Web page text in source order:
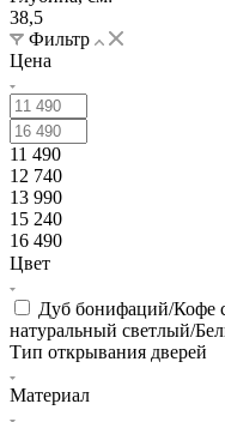
38,5
Фильтр
Цена
11 490
12 740
13 990
15 240
16 490
Цвет
Дуб бонифаций/Кофе
натуральный светлый/
Тип открывания дверей
Материал